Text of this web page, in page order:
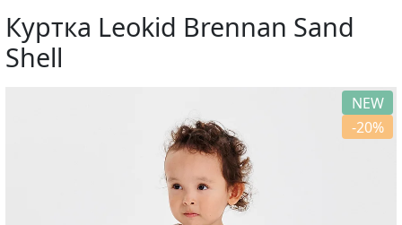
Куртка Leokid Brennan Sand
Shell
NEW
-20%